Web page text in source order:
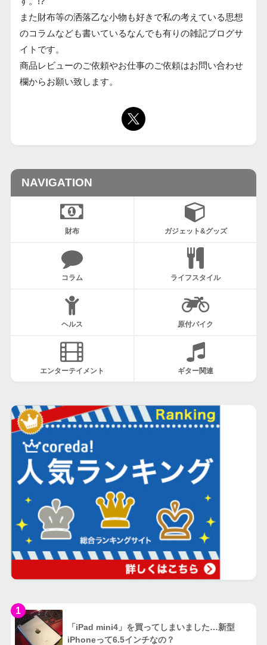
また財布等の洒落乙な小物も好きで私の考えている思想
のコラムなども書いているなんでも有りの雑記ブログサ
イトです。
商品レビューのご依頼やお仕事のご依頼はお問い合わせ
欄からお願い致します。
NAVIGATION
財布 ガジェット&グッズ
コラム ライフスタイル
ヘルス 原付バイク
エンターテイメント ギター関連
1
「iPad mini4」を買ってしまいました…新型
iPhoneって6.5インチなの？